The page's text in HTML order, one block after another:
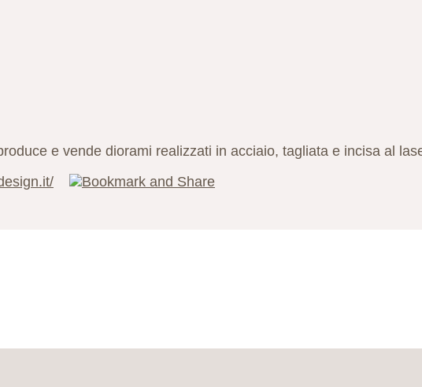
e vende diorami realizzati in acciaio, tagliata e incisa al